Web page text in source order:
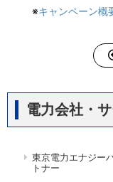
※キャンペーン概
電力会社・
東京電力エナジー
トナー